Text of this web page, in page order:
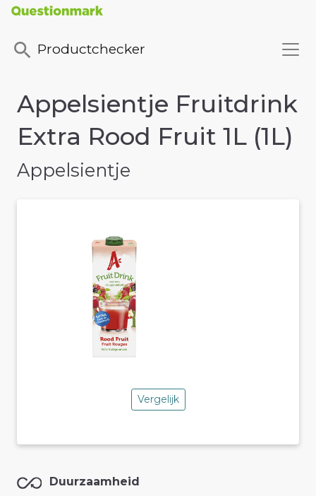
Productchecker
Appelsientje Fruitdrink
Extra Rood Fruit 1L (1L)
Appelsientje
Vergelijk
Duurzaamheid